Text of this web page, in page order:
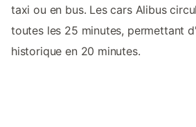
taxi ou en bus. Les cars Alibus
toutes les 25 minutes, permettant
historique en 20 minutes.